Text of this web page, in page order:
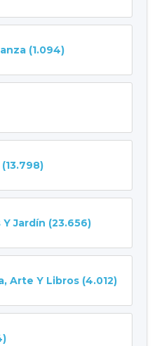
(1.094)
Jardín (23.656)
Arte Y Libros (4.012)